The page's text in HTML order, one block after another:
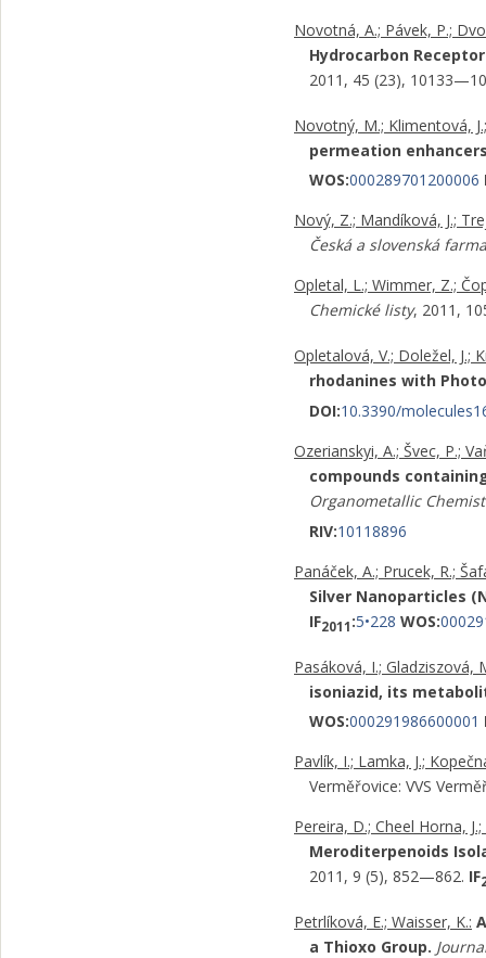
Novotná, A.; Pávek, P.;
Hydrocarbon
2011, 45 (23),
Novotný, M.; Klimentová,
permeation
WOS:000289701200006
Nový, Z.; Mandíková, J.;
Česká a slovenská
Opletal, L.; Wimmer, Z.;
Chemické listy, 2011,
Opletalová, V.; Doležel, J.;
rhodanines with
DOI:10.3390/
Ozerianskyi, A.; Švec, P.;
compounds
Organometallic
RIV:10118896
Panáček, A.; Prucek, R.;
Silver Nanoparticles
IF2011 :5•228 WOS:
Pasáková, I.; Gladziszová,
isoniazid, its
WOS:000291986600001
Pavlík, I.; Lamka, J.;
Verměřovice: VVS
Pereira, D.; Cheel Horna,
Meroditerpenoids
2011, 9 (5), 852—862. IF
Petrlíková, E.; Waisser, K.:
a Thioxo Group.